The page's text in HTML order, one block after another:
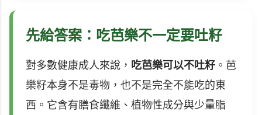
先給答案：吃芭樂不一定要吐籽
對多數健康成人來說， 吃芭樂可以不吐籽 。芭
樂籽本身不是毒物，也不是完全不能吃的東
西。它含有膳食纖維、植物性成分與少量脂